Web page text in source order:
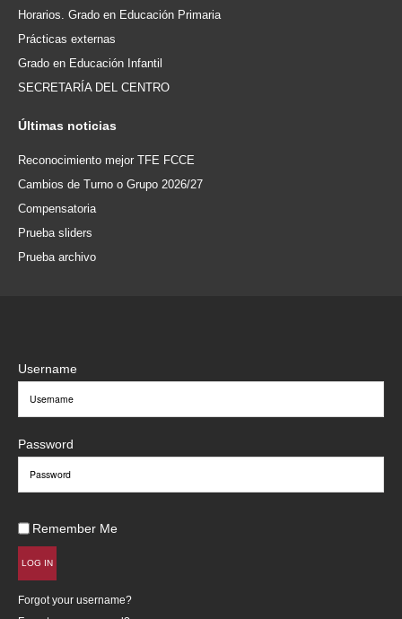
Horarios. Grado en Educación Primaria
Prácticas externas
Grado en Educación Infantil
SECRETARÍA DEL CENTRO
Últimas noticias
Reconocimiento mejor TFE FCCE
Cambios de Turno o Grupo 2026/27
Compensatoria
Prueba sliders
Prueba archivo
Username
Password
Remember Me
LOG IN
Forgot your username?